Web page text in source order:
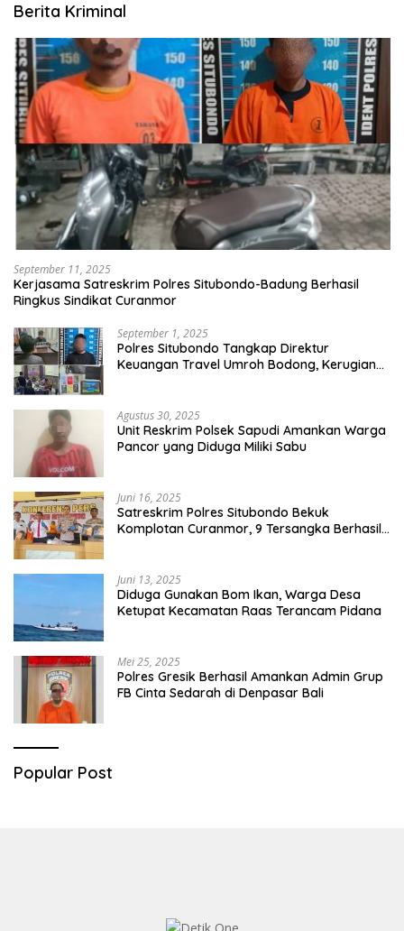
Berita Kriminal
September 11, 2025
Kerjasama Satreskrim Polres Situbondo-Badung Berhasil
Ringkus Sindikat Curanmor
September 1, 2025
Polres Situbondo Tangkap Direktur
Keuangan Travel Umroh Bodong, Kerugian
Agustus 30, 2025
Unit Reskrim Polsek Sapudi Amankan Warga
Pancor yang Diduga Miliki Sabu
Juni 16, 2025
Satreskrim Polres Situbondo Bekuk
Komplotan Curanmor, 9 Tersangka Berhasil
Juni 13, 2025
Diduga Gunakan Bom Ikan, Warga Desa
Ketupat Kecamatan Raas Terancam Pidana
Mei 25, 2025
Polres Gresik Berhasil Amankan Admin Grup
FB Cinta Sedarah di Denpasar Bali
Popular Post